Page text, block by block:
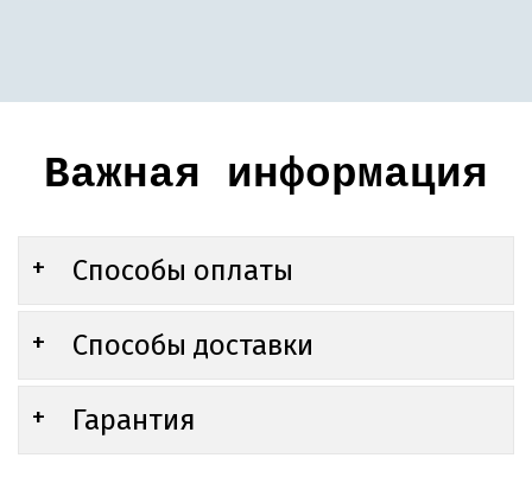
Важная информация
Способы оплаты
Способы доставки
Гарантия